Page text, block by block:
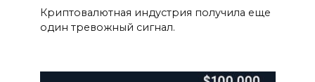
Криптовалютная индустрия получила еще
один тревожный сигнал.